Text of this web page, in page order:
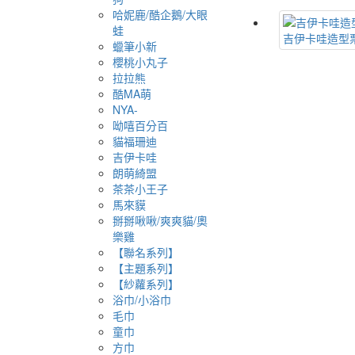
哈妮鹿/酷企鵝/大眼
蛙
蠟筆小新
櫻桃小丸子
拉拉熊
酷MA萌
NYA-
呦嘻百分百
貓福珊迪
吉伊卡哇
朗萌綺盟
茶茶小王子
馬來貘
掰掰啾啾/爽爽貓/奧
樂雞
【聯名系列】
【主題系列】
【紗蘿系列】
浴巾/小浴巾
毛巾
童巾
方巾
吉伊卡哇造型